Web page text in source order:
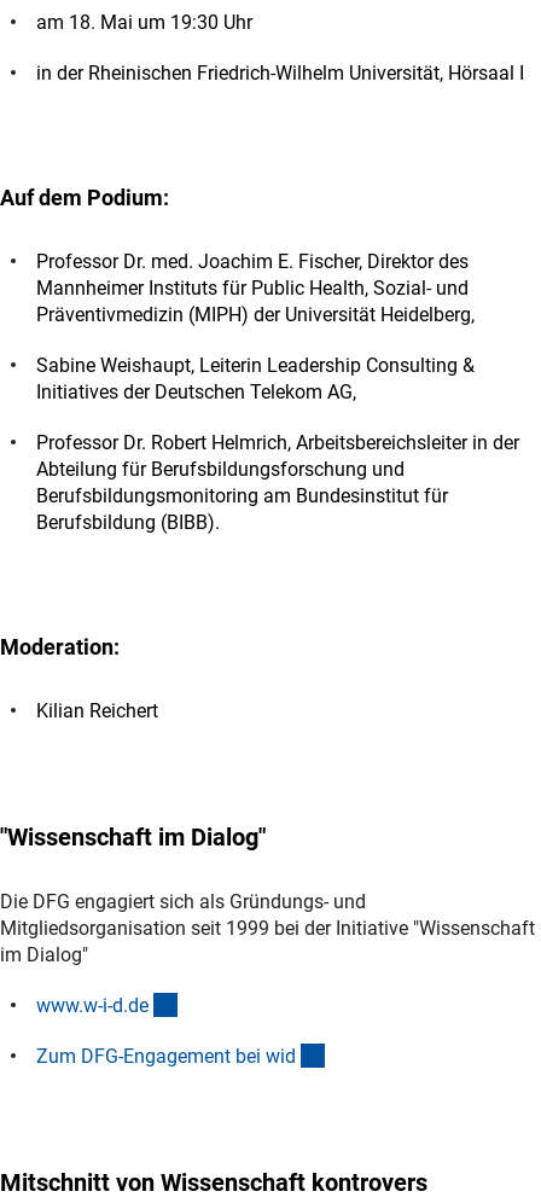
am 18. Mai um 19:30 Uhr
in der Rheinischen Friedrich-Wilhelm Universität, Hörsaal I
Auf dem Podium:
Professor Dr. med. Joachim E. Fischer, Direktor des
Mannheimer Instituts für Public Health, Sozial- und
Präventivmedizin (MIPH) der Universität Heidelberg,
Sabine Weishaupt, Leiterin Leadership Consulting &
Initiatives der Deutschen Telekom AG,
Professor Dr. Robert Helmrich, Arbeitsbereichsleiter in der
Abteilung für Berufsbildungsforschung und
Berufsbildungsmonitoring am Bundesinstitut für
Berufsbildung (BIBB).
Moderation:
Kilian Reichert
"Wissenschaft im Dialog"
Die DFG engagiert sich als Gründungs- und
Mitgliedsorganisation seit 1999 bei der Initiative "Wissenschaft
im Dialog"
www.w-i-d.de
Zum DFG-Engagement bei wid
Mitschnitt von Wissenschaft kontrovers